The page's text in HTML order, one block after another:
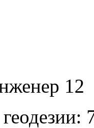
12